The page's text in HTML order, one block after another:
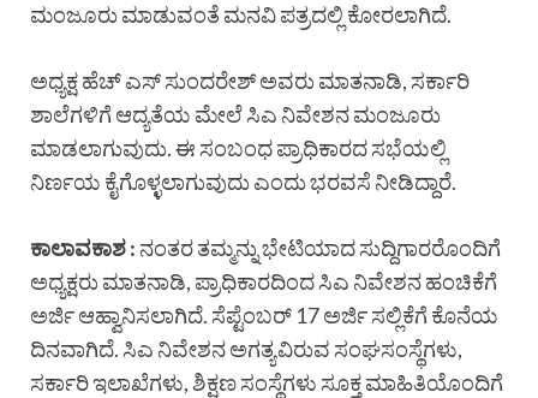
ಮಂಜೂರು ಮಾಡುವಂತೆ ಮನವಿ ಪತ್ರದಲ್ಲಿ ಕೋರಲಾಗಿದೆ.
ಅಧ್ಯಕ್ಷ ಹೆಚ್ ಎಸ್ ಸುಂದರೇಶ್ ಅವರು ಮಾತನಾಡಿ, ಸರ್ಕಾರಿ
ಶಾಲೆಗಳಿಗೆ ಆದ್ಯತೆಯ ಮೇಲೆ ಸಿಎ ನಿವೇಶನ ಮಂಜೂರು
ಮಾಡಲಾಗುವುದು. ಈ ಸಂಬಂಧ ಪ್ರಾಧಿಕಾರದ ಸಭೆಯಲ್ಲಿ
ನಿರ್ಣಯ ಕೈಗೊಳ್ಳಲಾಗುವುದು ಎಂದು ಭರವಸೆ ನೀಡಿದ್ದಾರೆ.
ಕಾಲಾವಕಾಶ : ನಂತರ ತಮ್ಮನ್ನು ಭೇಟಿಯಾದ ಸುದ್ದಿಗಾರರೊಂದಿಗೆ
ಅಧ್ಯಕ್ಷರು ಮಾತನಾಡಿ, ಪ್ರಾಧಿಕಾರದಿಂದ ಸಿಎ ನಿವೇಶನ ಹಂಚಿಕೆಗೆ
ಅರ್ಜಿ ಆಹ್ವಾನಿಸಲಾಗಿದೆ. ಸೆಪ್ಟೆಂಬರ್ 17 ಅರ್ಜಿ ಸಲ್ಲಿಕೆಗೆ ಕೊನೆಯ
ದಿನವಾಗಿದೆ. ಸಿಎ ನಿವೇಶನ ಅಗತ್ಯವಿರುವ ಸಂಘಸಂಸ್ಥೆಗಳು,
ಸರ್ಕಾರಿ ಇಲಾಖೆಗಳು, ಶಿಕ್ಷಣ ಸಂಸ್ಥೆಗಳು ಸೂಕ್ತ ಮಾಹಿತಿಯೊಂದಿಗೆ